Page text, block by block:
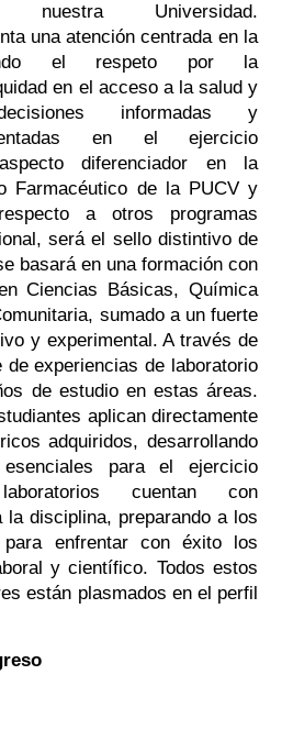
nuestra Universidad.
una atención centrada en la
el respeto por la
en el acceso a la salud y
informadas y
en el ejercicio
diferenciador en la
Farmacéutico de la PUCV y
a otros programas
será el sello distintivo de
basará en una formación con
Ciencias Básicas, Química
sumado a un fuerte
y experimental. A través de
de experiencias de laboratorio
de estudio en estas áreas.
aplican directamente
adquiridos, desarrollando
esenciales para el ejercicio
cuentan con
la disciplina, preparando a los
para enfrentar con éxito los
y científico. Todos estos
están plasmados en el perfil